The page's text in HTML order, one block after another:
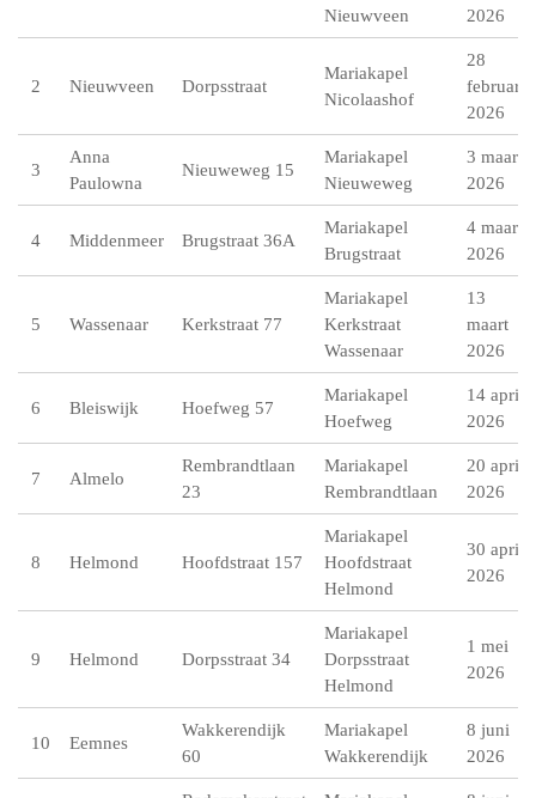
Nieuwveen
2026
2 Nieuwveen Dorpsstraat
Mariakapel
Nicolaashof
28
februari
2026
3
Anna
Paulowna
Nieuweweg 15
Mariakapel
Nieuweweg
3 maart
2026
4 Middenmeer Brugstraat 36A
Mariakapel
Brugstraat
4 maart
2026
5 Wassenaar Kerkstraat 77
Mariakapel
Kerkstraat
Wassenaar
13
maart
2026
6 Bleiswijk Hoefweg 57
Mariakapel
Hoefweg
14 april
2026
7 Almelo
Rembrandtlaan
23
Mariakapel
Rembrandtlaan
20 april
2026
8 Helmond Hoofdstraat 157
Mariakapel
Hoofdstraat
Helmond
30 april
2026
9 Helmond Dorpsstraat 34
Mariakapel
Dorpsstraat
Helmond
1 mei
2026
10 Eemnes
Wakkerendijk
60
Mariakapel
Wakkerendijk
8 juni
2026